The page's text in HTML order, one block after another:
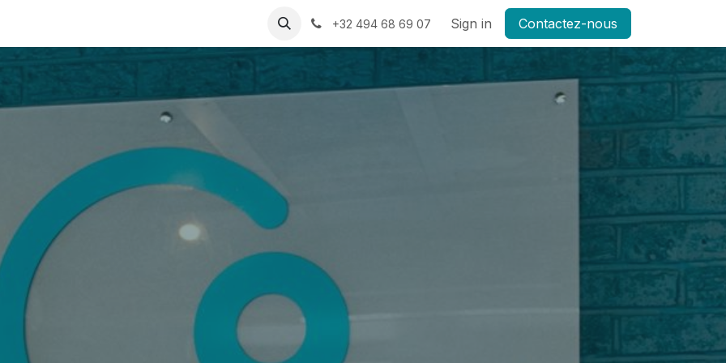
À propos Médias Contact
+32 494 68 69 07 Sign in Contactez-nous